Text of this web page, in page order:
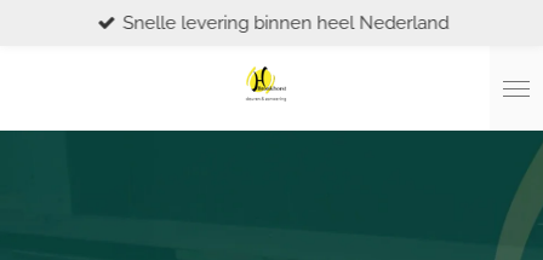
hoofdinhoud
Snelle levering binnen heel Nederland